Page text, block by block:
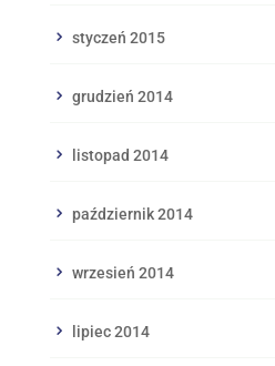
styczeń 2015
grudzień 2014
listopad 2014
październik 2014
wrzesień 2014
lipiec 2014